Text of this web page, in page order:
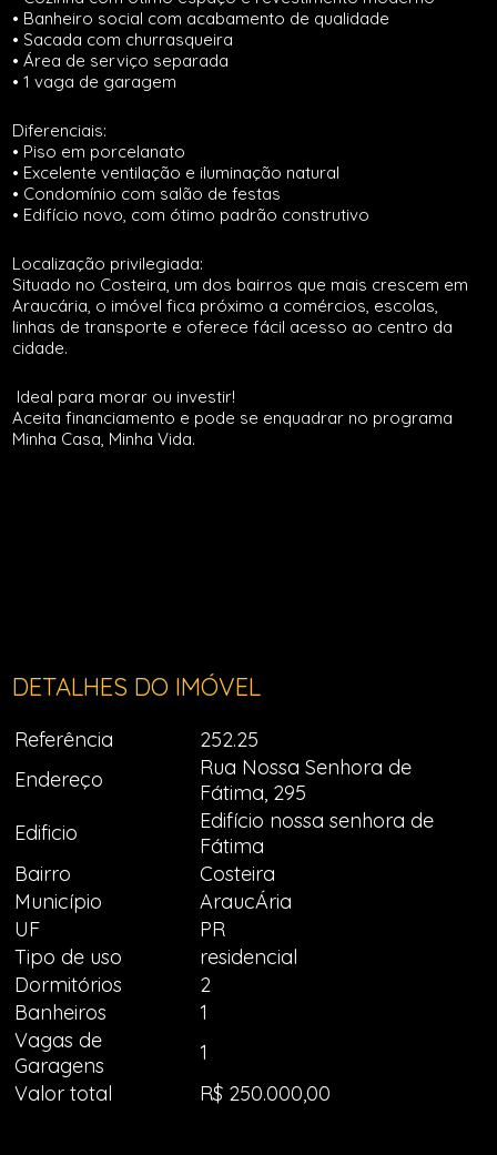
• Banheiro social com acabamento de qualidade
• Sacada com churrasqueira
• Área de serviço separada
• 1 vaga de garagem
Diferenciais:
• Piso em porcelanato
• Excelente ventilação e iluminação natural
• Condomínio com salão de festas
• Edifício novo, com ótimo padrão construtivo
Localização privilegiada:
Situado no Costeira, um dos bairros que mais crescem em
Araucária, o imóvel fica próximo a comércios, escolas,
linhas de transporte e oferece fácil acesso ao centro da
cidade.
Ideal para morar ou investir!
Aceita financiamento e pode se enquadrar no programa
Minha Casa, Minha Vida.
DETALHES DO IMÓVEL
Referência
252.25
Endereço
Rua Nossa Senhora de
Fátima, 295
Edificio
Edifício nossa senhora de
Fátima
Bairro
Costeira
Município
AraucÁria
UF
PR
Tipo de uso
residencial
Dormitórios
2
Banheiros
1
Vagas de
Garagens
1
Valor total
R$ 250.000,00